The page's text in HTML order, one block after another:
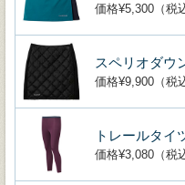
価格¥5,300（税
スペリオダウ
価格¥9,900（税
トレールタイ
価格¥3,080（税